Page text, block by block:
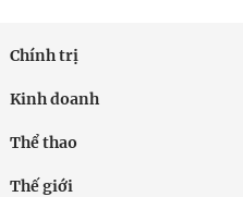
Chính trị
Kinh doanh
Thể thao
Thế giới